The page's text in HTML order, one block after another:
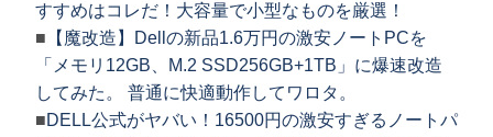
すすめはコレだ！大容量で小型なものを厳選！
■ 【魔改造】Dellの新品1.6万円の激安ノートPCを
「メモリ12GB、M.2 SSD256GB+1TB」に爆速改造
してみた。 普通に快適動作してワロタ。
■DELL公式がヤバい！16500円の激安すぎるノートパ